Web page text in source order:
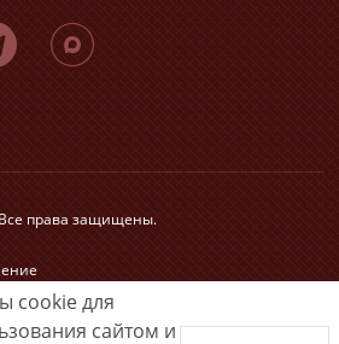
cookie для
сайтом и
права защищены.
данных